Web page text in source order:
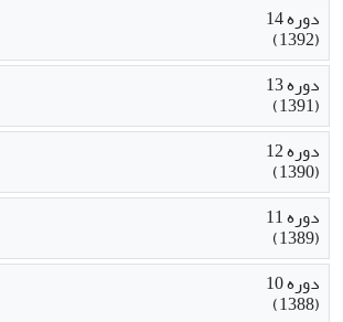
دوره 14
(1392)
دوره 13
(1391)
دوره 12
(1390)
دوره 11
(1389)
دوره 10
(1388)